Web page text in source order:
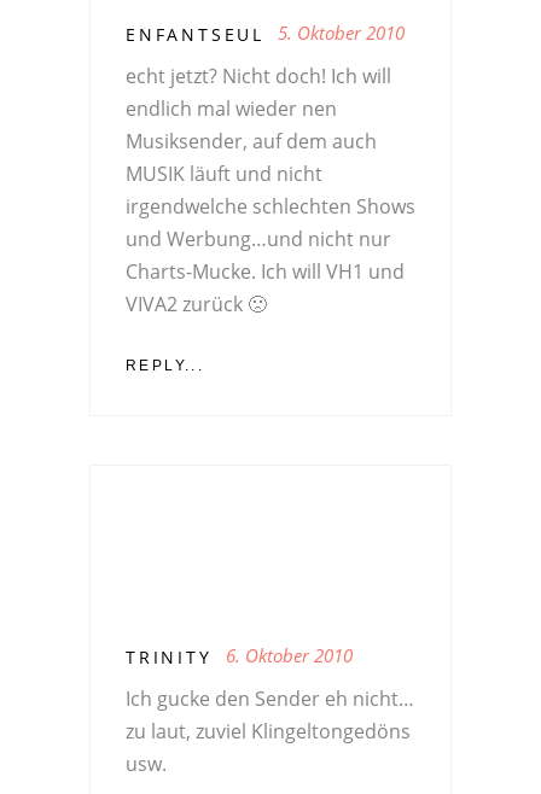
ENFANTSEUL 5. Oktober 2010
echt jetzt? Nicht doch! Ich will
endlich mal wieder nen
Musiksender, auf dem auch
MUSIK läuft und nicht
irgendwelche schlechten Shows
und Werbung…und nicht nur
Charts-Mucke. Ich will VH1 und
VIVA2 zurück 🙁
REPLY...
TRINITY 6. Oktober 2010
Ich gucke den Sender eh nicht…
zu laut, zuviel Klingeltongedöns
usw.